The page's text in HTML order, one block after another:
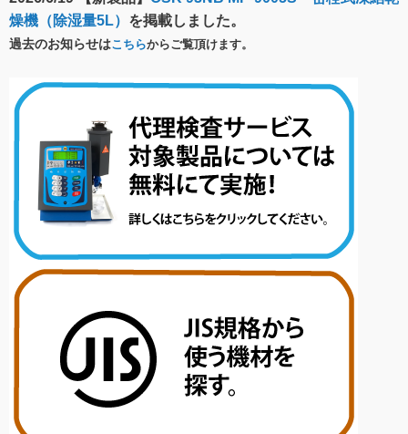
燥機（除湿量5L） を掲載しました。
過去のお知らせはこちらからご覧頂けます。